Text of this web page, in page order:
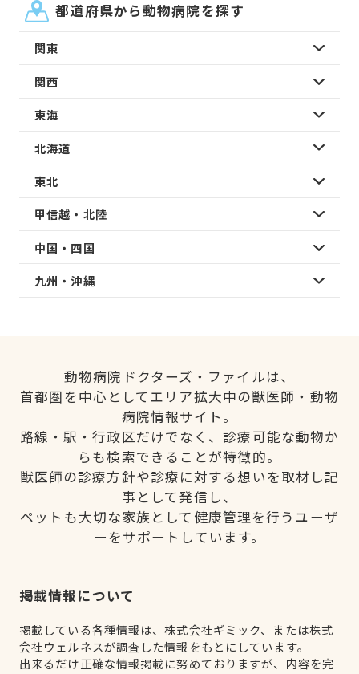
都道府県から動物病院を探す
関東
関西
東海
北海道
東北
甲信越・北陸
中国・四国
九州・沖縄
動物病院ドクターズ・ファイルは、
首都圏を中心としてエリア拡大中の獣医師・動物
病院情報サイト。
路線・駅・行政区だけでなく、診療可能な動物か
らも検索できることが特徴的。
獣医師の診療方針や診療に対する想いを取材し記
事として発信し、
ペットも大切な家族として健康管理を行うユーザ
ーをサポートしています。
掲載情報について
掲載している各種情報は、株式会社ギミック、または株式
会社ウェルネスが調査した情報をもとにしています。
出来るだけ正確な情報掲載に努めておりますが、内容を完